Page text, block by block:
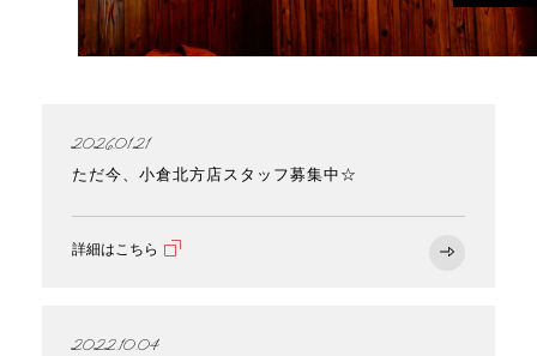
2026.01.21
ただ今、小倉北方店スタッフ募集中☆
詳細はこちら
2022.10.04